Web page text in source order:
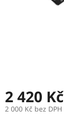
2 420 Kč
2 000 Kč bez DPH